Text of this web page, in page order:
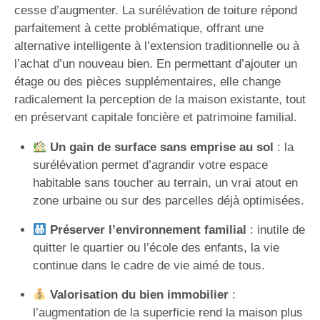
cesse d’augmenter. La surélévation de toiture répond
parfaitement à cette problématique, offrant une
alternative intelligente à l’extension traditionnelle ou à
l’achat d’un nouveau bien. En permettant d’ajouter un
étage ou des pièces supplémentaires, elle change
radicalement la perception de la maison existante, tout
en préservant capitale foncière et patrimoine familial.
Un gain de surface sans emprise au sol : la
surélévation permet d’agrandir votre espace
habitable sans toucher au terrain, un vrai atout en
zone urbaine ou sur des parcelles déjà optimisées.
Préserver l’environnement familial : inutile de
quitter le quartier ou l’école des enfants, la vie
continue dans le cadre de vie aimé de tous.
Valorisation du bien immobilier:
l’augmentation de la superficie rend la maison plus